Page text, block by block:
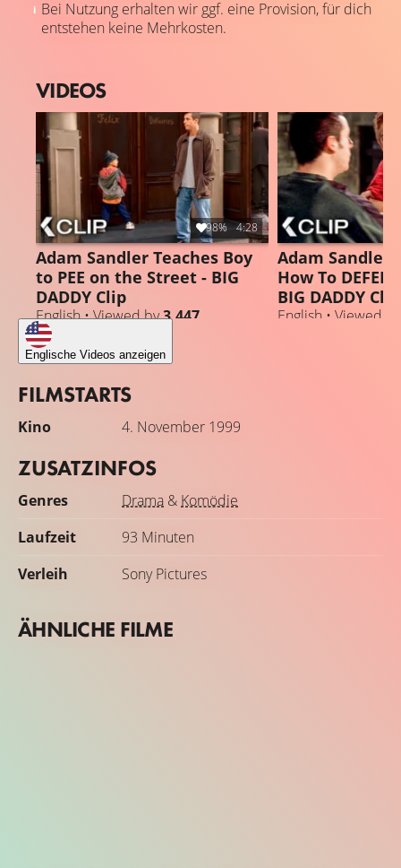
Bei Nutzung erhalten wir ggf. eine Provision, für dich
entstehen keine Mehrkosten.
VIDEOS
98% 4:28
Adam Sandler Teaches Boy
to PEE on the Street - BIG
DADDY Clip
English • Viewed by3.447
Adam Sandler
How To
BIG DADDY Clip
English • Viewed
Englische Videos anzeigen
FILMSTARTS
Kino 4. November 1999
ZUSATZINFOS
Genres Drama & Komödie
Laufzeit
93 Minuten
Verleih
Sony Pictures
ÄHNLICHE FILME